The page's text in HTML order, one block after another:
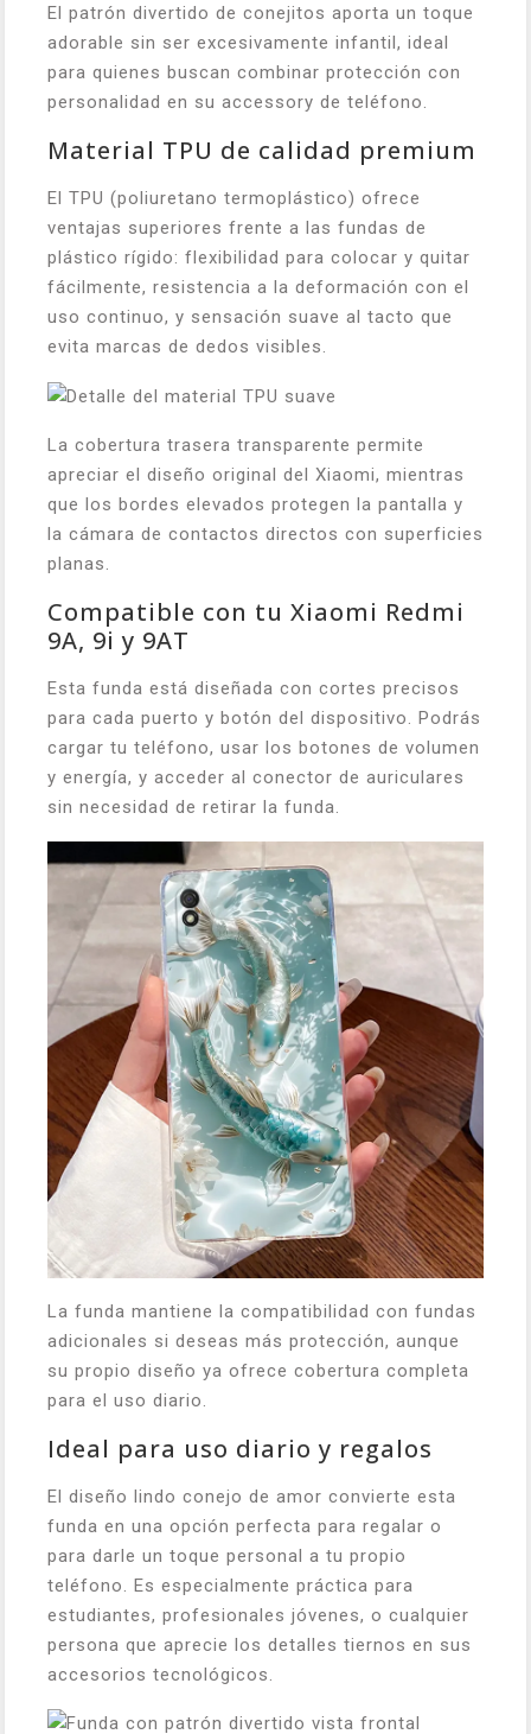
El patrón divertido de conejitos aporta un toque
adorable sin ser excesivamente infantil, ideal
para quienes buscan combinar protección con
personalidad en su accessory de teléfono.
Material TPU de calidad premium
El TPU (poliuretano termoplástico) ofrece
ventajas superiores frente a las fundas de
plástico rígido: flexibilidad para colocar y quitar
fácilmente, resistencia a la deformación con el
uso continuo, y sensación suave al tacto que
evita marcas de dedos visibles.
La cobertura trasera transparente permite
apreciar el diseño original del Xiaomi, mientras
que los bordes elevados protegen la pantalla y
la cámara de contactos directos con superficies
planas.
Compatible con tu Xiaomi Redmi
9A, 9i y 9AT
Esta funda está diseñada con cortes precisos
para cada puerto y botón del dispositivo. Podrás
cargar tu teléfono, usar los botones de volumen
y energía, y acceder al conector de auriculares
sin necesidad de retirar la funda.
La funda mantiene la compatibilidad con fundas
adicionales si deseas más protección, aunque
su propio diseño ya ofrece cobertura completa
para el uso diario.
Ideal para uso diario y regalos
El diseño lindo conejo de amor convierte esta
funda en una opción perfecta para regalar o
para darle un toque personal a tu propio
teléfono. Es especialmente práctica para
estudiantes, profesionales jóvenes, o cualquier
persona que aprecie los detalles tiernos en sus
accesorios tecnológicos.